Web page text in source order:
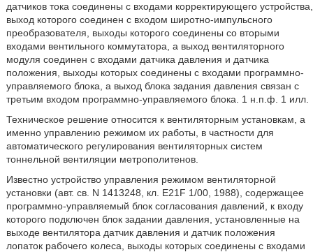
датчиков тока соединены с входами корректирующего устройства,
выход которого соединен с входом широтно-импульсного
преобразователя, выходы которого соединены со вторыми
входами вентильного коммутатора, а выход вентиляторного
модуля соединен с входами датчика давления и датчика
положения, выходы которых соединены с входами программно-
управляемого блока, а выход блока задания давления связан с
третьим входом программно-управляемого блока. 1 н.п.ф. 1 илл.
Техническое решение относится к вентиляторным установкам, а
именно управлению режимом их работы, в частности для
автоматического регулирования вентиляторных систем
тоннельной вентиляции метрополитенов.
Известно устройство управления режимом вентиляторной
установки (авт. св. N 1413248, кл. E21F 1/00, 1988), содержащее
программно-управляемый блок согласования давлений, к входу
которого подключен блок задании давления, установленные на
выходе вентилятора датчик давления и датчик положения
лопаток рабочего колеса, выходы которых соединены с входами